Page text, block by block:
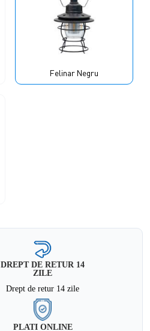
Felinar Negru
DREPT DE RETUR 14
ZILE
Drept de retur 14 zile
PLATI ONLINE